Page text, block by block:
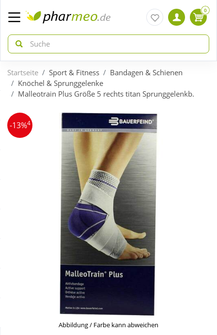
zurück
Aktuelle Coupons
Täglich gut versorgt
zurück
Arzneimittel
Körperpflege & Kosmetik
Nahrungsergänzung
0
Startseite Sport & Fitness
Bandagen & Schienen
Knöchel & Sprunggelenke
Malleotrain Plus Größe 5 rechts titan Sprunggelenkb.
-13%4
Abbildung / Farbe kann abweichen